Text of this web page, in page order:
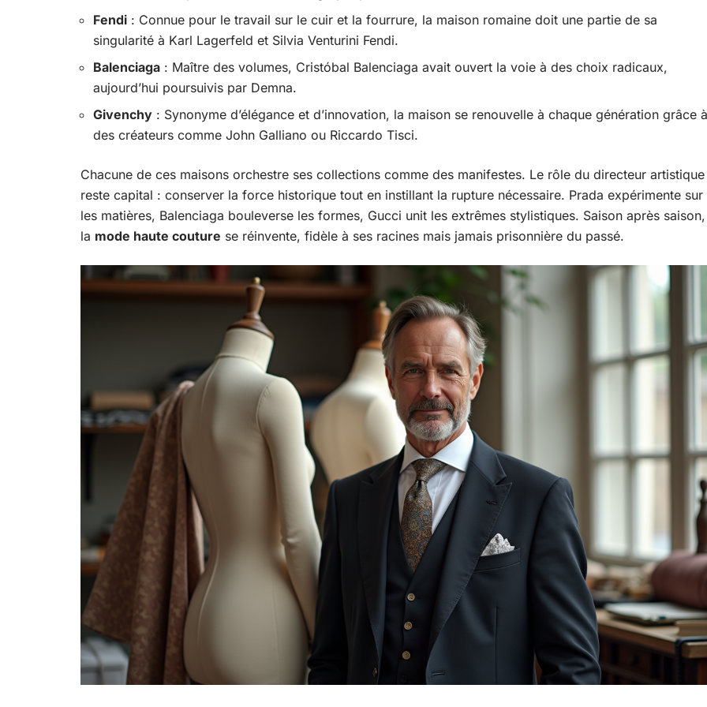
Fendi : Connue pour le travail sur le cuir et la fourrure, la maison romaine doit une partie de sa
singularité à Karl Lagerfeld et Silvia Venturini Fendi.
Balenciaga : Maître des volumes, Cristóbal Balenciaga avait ouvert la voie à des choix radicaux,
aujourd’hui poursuivis par Demna.
Givenchy : Synonyme d’élégance et d’innovation, la maison se renouvelle à chaque génération grâce à
des créateurs comme John Galliano ou Riccardo Tisci.
Chacune de ces maisons orchestre ses collections comme des manifestes. Le rôle du directeur artistique
reste capital : conserver la force historique tout en instillant la rupture nécessaire. Prada expérimente sur
les matières, Balenciaga bouleverse les formes, Gucci unit les extrêmes stylistiques. Saison après saison,
la mode haute couture se réinvente, fidèle à ses racines mais jamais prisonnière du passé.